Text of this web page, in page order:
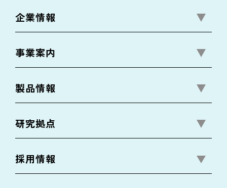
企業情報
事業案内
製品情報
研究拠点
採用情報